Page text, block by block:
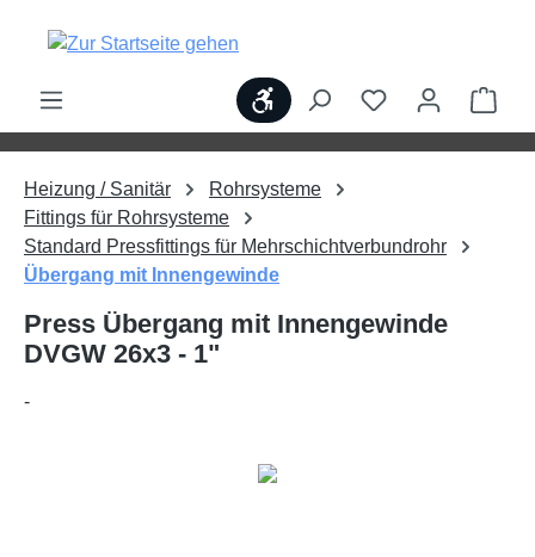
springen
Werkzeugleiste anzeigen
Heizung / Sanitär
Rohrsysteme
Fittings für Rohrsysteme
Standard Pressfittings für Mehrschichtverbundrohr
Übergang mit Innengewinde
Press Übergang mit Innengewinde
DVGW 26x3 - 1"
-